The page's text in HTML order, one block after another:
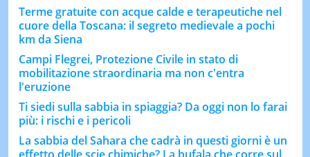
Terme gratuite con acque calde e terapeutiche nel
cuore della Toscana: il segreto medievale a pochi
km da Siena
Campi Flegrei, Protezione Civile in stato di
mobilitazione straordinaria ma non c'entra
l'eruzione
Ti siedi sulla sabbia in spiaggia? Da oggi non lo farai
più: i rischi e i pericoli
La sabbia del Sahara che cadrà in questi giorni è un